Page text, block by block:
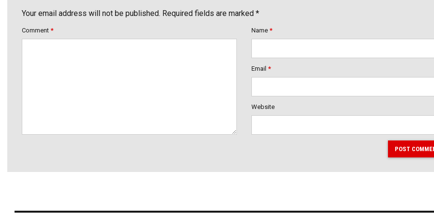
Your email address will not be published. Required fields are marked *
Comment * Name *
Email *
Website
POST